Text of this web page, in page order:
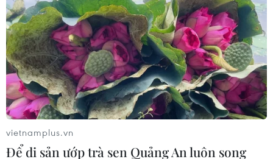
Hà Nội cảnh báo về việc sử
dụng tế bào gốc trong
khám chữa bệnh, làm đẹp
07/08/2026 03:03
Khẩn trương phân luồng
giao thông sau vụ sạt lở
trên tuyến ĐT161 ở Lào Cai
07/08/2026 02:37
vietnamplus.vn
Để di sản ướp trà sen Quảng An luôn song